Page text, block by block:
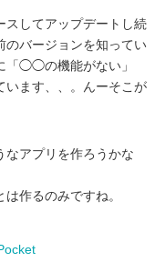
スしてアップデートし続
のバージョンを知ってい
「◯◯の機能がない」
います、、。んーそこが
なアプリを作ろうかな
作るのみですね。